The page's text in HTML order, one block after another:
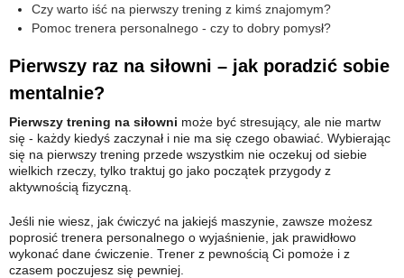
Czy warto iść na pierwszy trening z kimś znajomym?
Pomoc trenera personalnego - czy to dobry pomysł?
Pierwszy raz na siłowni – jak poradzić sobie
mentalnie?
Pierwszy trening na siłowni może być stresujący, ale nie martw
się - każdy kiedyś zaczynał i nie ma się czego obawiać. Wybierając
się na pierwszy trening przede wszystkim nie oczekuj od siebie
wielkich rzeczy, tylko traktuj go jako początek przygody z
aktywnością fizyczną.
Jeśli nie wiesz, jak ćwiczyć na jakiejś maszynie, zawsze możesz
poprosić trenera personalnego o wyjaśnienie, jak prawidłowo
wykonać dane ćwiczenie. Trener z pewnością Ci pomoże i z
czasem poczujesz się pewniej.